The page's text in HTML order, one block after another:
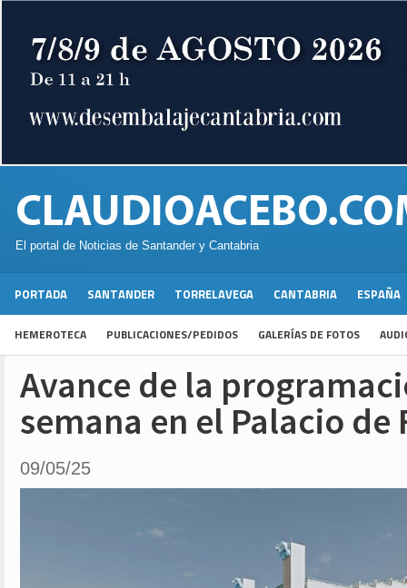
El portal de Noticias de Santander y Cantabria
PORTADA SANTANDER TORRELAVEGA CANTABRIA ESPAÑA
HEMEROTECA PUBLICACIONES/PEDIDOS GALERÍAS DE FOTOS
Avance de la
semana en el Palacio de
09/05/25